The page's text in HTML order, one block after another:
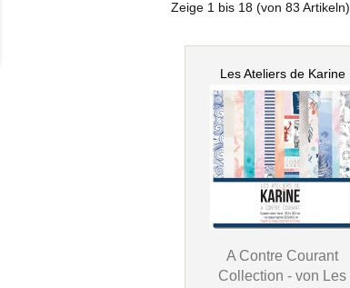
Zeige 1 bis 18 (von83 Artikeln)
Les Ateliers de Karine
A Contre Courant
Collection - von Les